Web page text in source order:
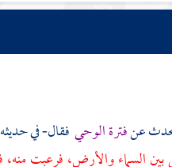
عنفترة الوحيفقال- في
السماء والأرض، فرعبت